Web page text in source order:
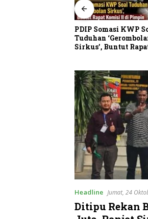
PDIP Somasi KWP
Tuduhan
Sirkus’, Buntut
Headline Jumat, 24
Ditipu Rekan